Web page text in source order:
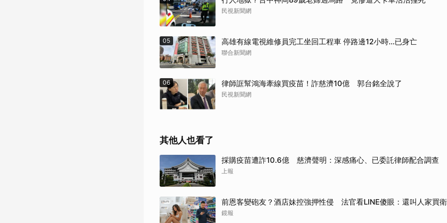
民視新聞網
05 高雄有線電視維修員完工坐回工程車 停路邊12小時…已身亡
聯合新聞網
06 律師誆幫鴻海牽線買疫苗！詐慈濟10億 郭台銘全說了
民視新聞網
其他人也看了
採購疫苗遭詐10.6億 慈濟聲明：深感痛心、已委託律師配合調查
上報
前恩客變砲友？酒店妹控強押性侵 法官看LINE傻眼：還叫人家買
鏡報